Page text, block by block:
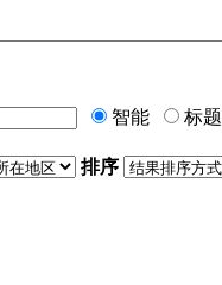
智能
标题
排序